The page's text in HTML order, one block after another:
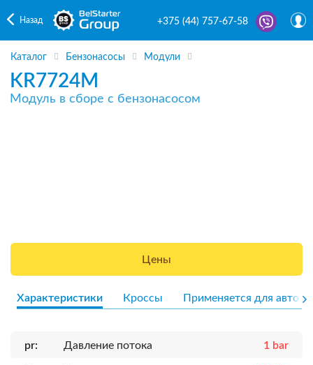
Назад +375 (44) 757-67-58
Каталог Бензонасосы Модули
KR7724M
Модуль в сборе с бензонасосом
Цены
Характеристики Кроссы Применяется для авто
pr: Давление потока 1 bar